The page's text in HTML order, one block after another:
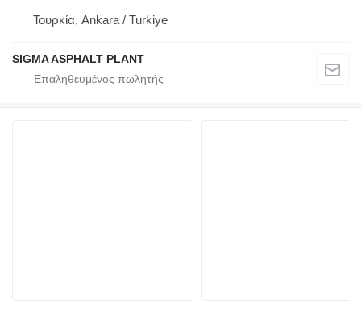
Τουρκία, Ankara / Turkiye
SIGMA ASPHALT PLANT